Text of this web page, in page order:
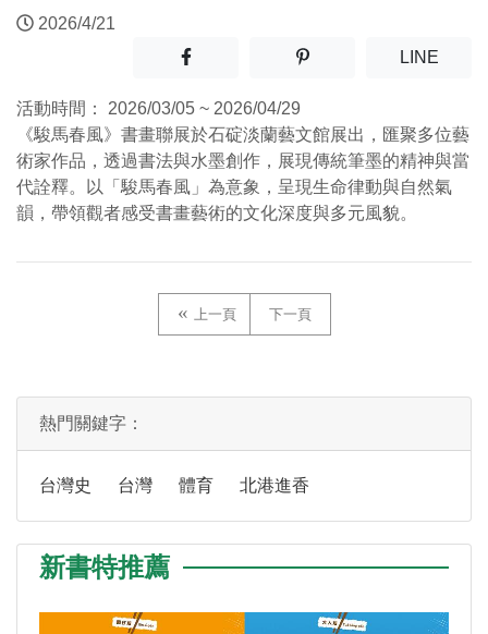
2026/4/21
分享至facebook(另開新視窗)
分享至噗浪(另開新視窗)
LINE(另開
活動時間：
2026/03/05 ~ 2026/04/29
《駿馬春風》書畫聯展於石碇淡蘭藝文館展出，匯聚多位藝
術家作品，透過書法與水墨創作，展現傳統筆墨的精神與當
代詮釋。以「駿馬春風」為意象，呈現生命律動與自然氣
韻，帶領觀者感受書畫藝術的文化深度與多元風貌。
上一頁 下一頁
熱門關鍵字：
台灣史 台灣 體育 北港進香
新書特推薦